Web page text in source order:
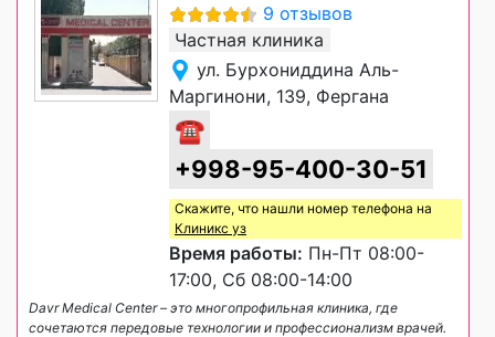
9 отзывов
Частная клиника
ул. Бурхониддина Аль-
Маргинони, 139, Фергана
☎
+998-95-400-30-51
Скажите, что нашли номер телефона на
Клиникс уз
Время работы: Пн-Пт 08:00-
17:00, Сб 08:00-14:00
Davr Medical Center – это многопрофильная клиника, где
сочетаются передовые технологии и профессионализм врачей.